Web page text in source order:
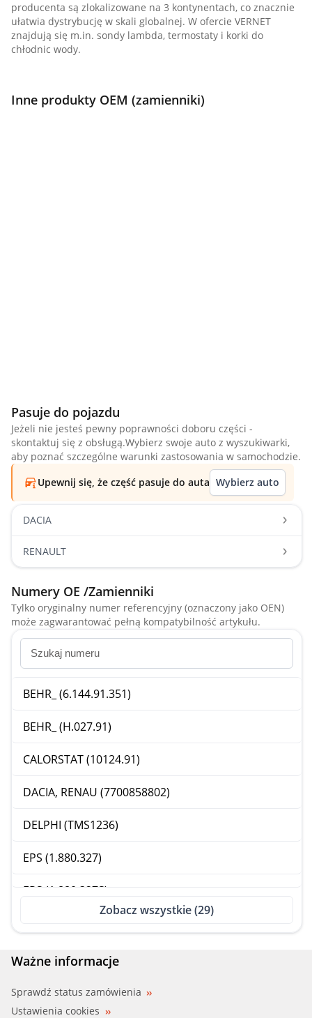
producenta są zlokalizowane na 3 kontynentach, co znacznie
ułatwia dystrybucję w skali globalnej. W ofercie VERNET
znajdują się m.in. sondy lambda, termostaty i korki do
chłodnic wody.
Inne produkty OEM (zamienniki)
Pasuje do pojazdu
Jeżeli nie jesteś pewny poprawności doboru części -
skontaktuj się z obsługą.Wybierz swoje auto z wyszukiwarki,
aby poznać szczególne warunki zastosowania w samochodzie.
Upewnij się, że część pasuje do auta Wybierz auto
DACIA
RENAULT
Numery OE /Zamienniki
Tylko oryginalny numer referencyjny (oznaczony jako OEN)
może zagwarantować pełną kompatybilność artykułu.
BEHR_ (6.144.91.351)
BEHR_ (H.027.91)
CALORSTAT (10124.91)
DACIA, RENAU (7700858802)
DELPHI (TMS1236)
EPS (1.880.327)
EPS (1.880.327S)
FACET (7.8327)
FACET (7.8327S)
Zobacz wszystkie (29)
Ważne informacje
Sprawdź status zamówienia
Ustawienia cookies